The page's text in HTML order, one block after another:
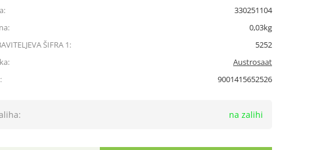
330251104
0,03kg
ŠIFRA 1:
5252
Austrosaat
9001415652526
na zalihi